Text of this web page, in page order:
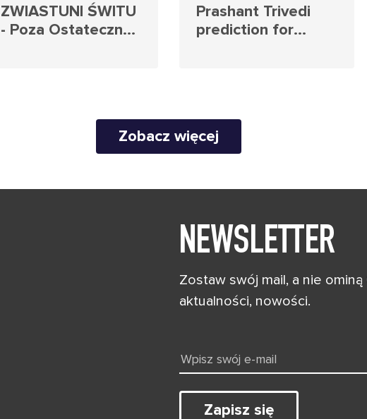
ZWIASTUNI ŚWITU
- Poza Ostateczną
Prashant Trivedi
prediction for
Zobacz więcej
NEWSLETTER
Zostaw swój mail, a nie
aktualności, nowości.
Zapisz się